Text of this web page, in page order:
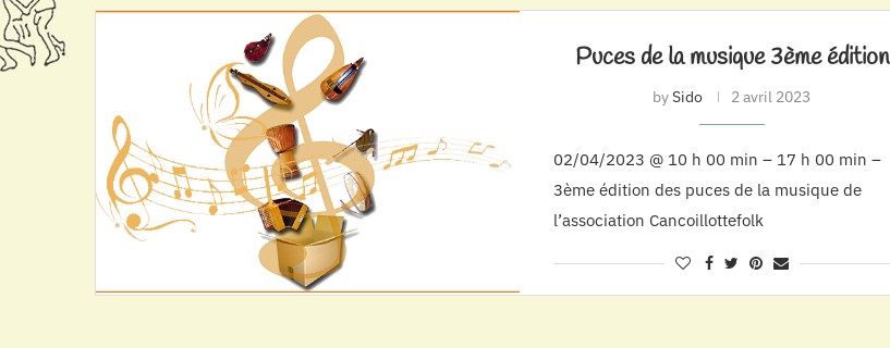
Puces de la musique 3ème édition
bySido 2 avril 2023
02/04/2023 @ 10 h 00 min – 17 h 00 min –
3ème édition des puces de la musique de
l’association Cancoillottefolk